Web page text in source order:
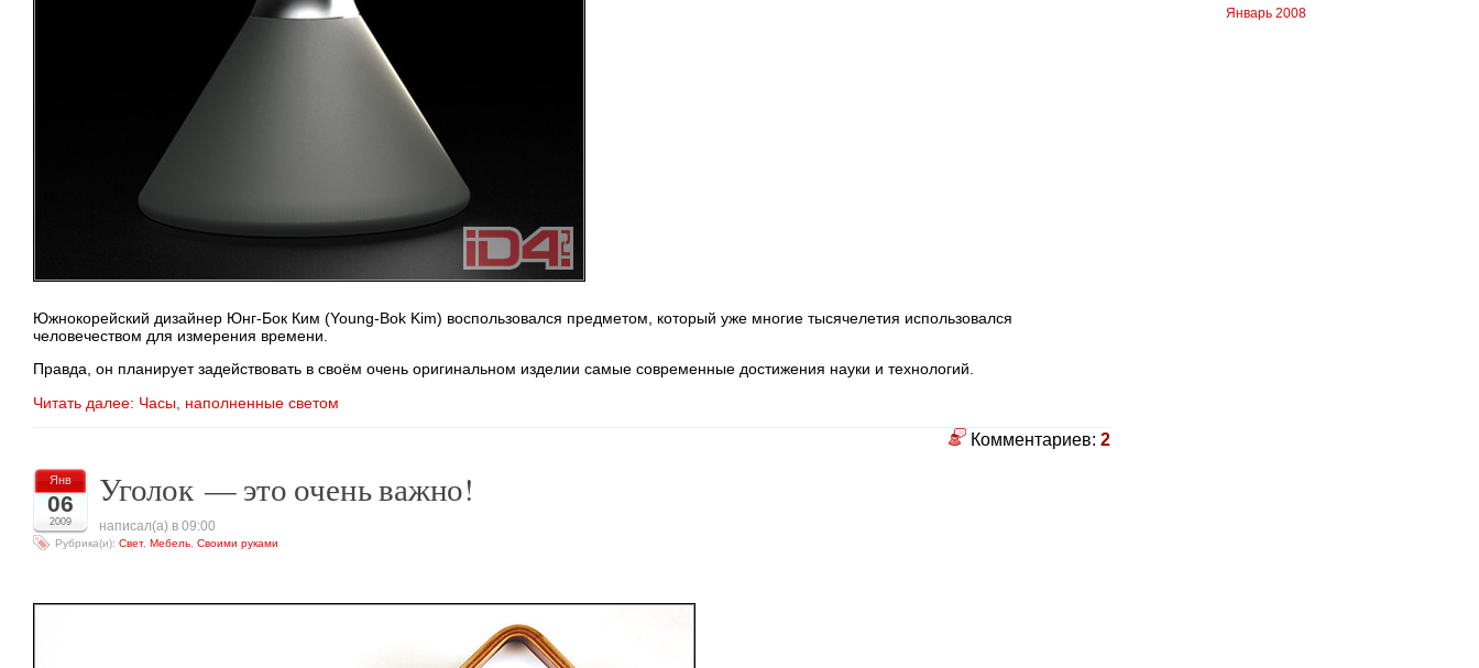
Южнокорейский дизайнер Юнг-Бок Ким (Young-Bok Kim) воспользовался предметом, который уже многие тысячелетия использовался
человечеством для измерения времени.
Правда, он планирует задействовать в своём очень оригинальном изделии самые современные достижения науки и технологий.
Читать далее: Часы, наполненные светом
Комментариев: 2
Янв
06
2009
Уголок — это очень важно!
написал(а) в 09:00
Рубрика(и): Свет, Мебель Своими руками
Январь 2008